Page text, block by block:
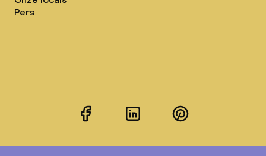
Pers
FacebookLinkedInPinterest